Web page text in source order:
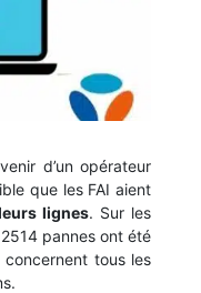
d’un opérateur
que les FAI aient
lignes. Sur les
pannes ont été
concernent tous les